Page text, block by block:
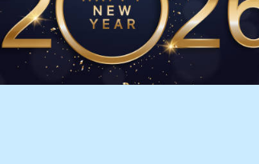
Bereikbaarheid
Lees het nieuwsbericht